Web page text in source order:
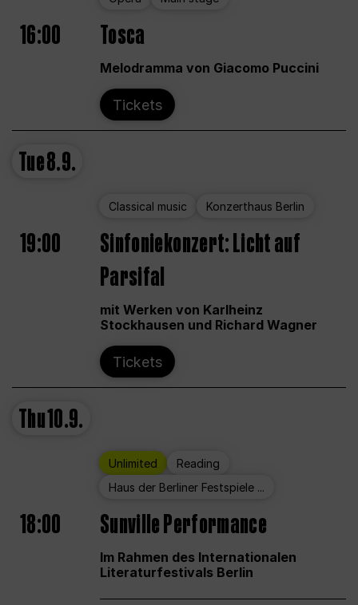
16:00 Tosca
Melodramma von Giacomo Puccini
Tickets
Tue8.9.
Classical music Konzerthaus Berlin
19:00
Sinfoniekonzert: Licht auf
Parsifal
mit Werken von Karlheinz
Stockhausen und Richard Wagner
Tickets
Thu10.9.
Unlimited
Reading
Haus der Berliner Festspiele ...
18:00 Sunville Performance
Im Rahmen des Internationalen
Literaturfestivals Berlin